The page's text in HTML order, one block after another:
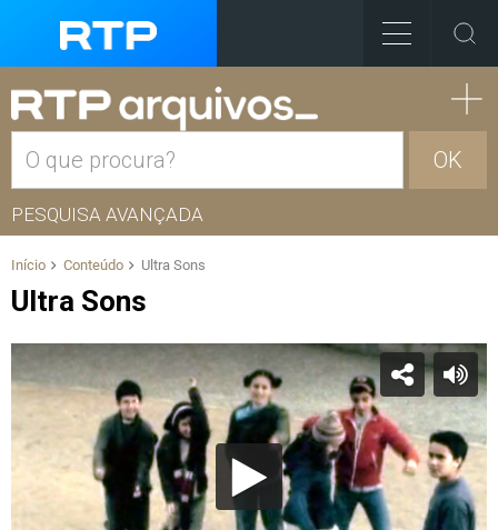
OK
PESQUISA AVANÇADA
Início Conteúdo Ultra Sons
Ultra Sons